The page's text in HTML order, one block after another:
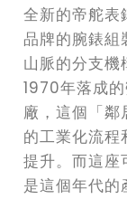
全新的帝舵表
品牌的腕錶組
山脈的分支機
1970年落成
廠，這個「鄰
的工業化流程
提升。而這座
是這個年代的